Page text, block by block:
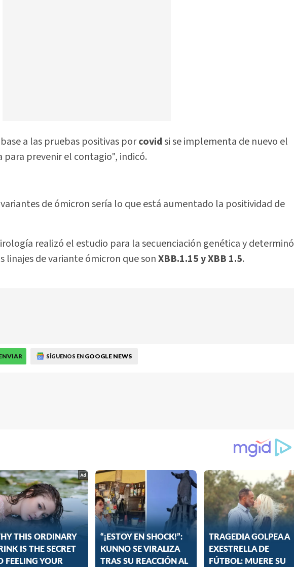
a las pruebas positivas porcovidsi se implementa de nuevo el
prevenir el contagio", indicó.
de ómicron sería lo que está aumentado la positividad de
realizó el estudio para la secuenciación genética y determinó
linajes de variante ómicron que sonXBB.1.15 y XBB 1.5.
SÍGUENOS EN GOOGLE NEWS